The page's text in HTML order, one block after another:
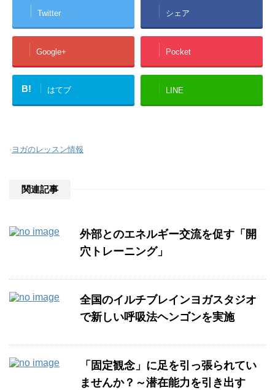
Twitter シェア
Google+ Pocket
B! はてブ LINE
-ヨガのレッスン情報
関連記事
外部とのエネルギー交流を促す「開
穴トレーニング」
全国のイルチブレインヨガスタジオ
で新しい呼吸法ヘンゴンを実施
「固定観念」に足を引っ張られてい
ませんか？～潜在能力を引き出す